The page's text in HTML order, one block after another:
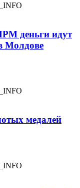
деньги идут
Молдове
медалей